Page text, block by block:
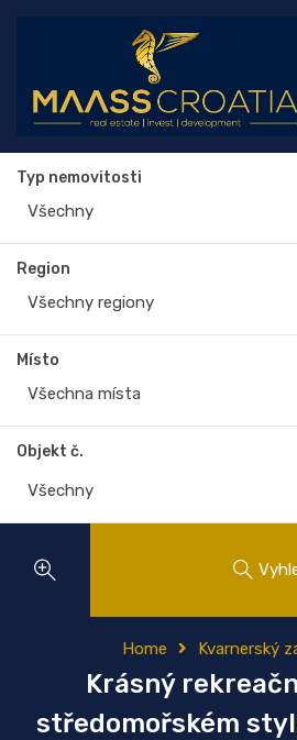
Typ nemovitosti
Všechny
Region
Všechny regiony
Místo
Všechna místa
Objekt č.
Home Kvarnerský
Krásný
středomořském